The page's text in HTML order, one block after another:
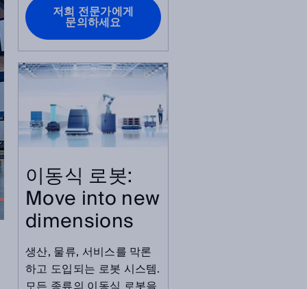
저희 전문가에게
문의하세요
이동식 로봇:
Move into new
dimensions
생산, 물류, 서비스를 막론
하고 도입되는 로봇 시스템.